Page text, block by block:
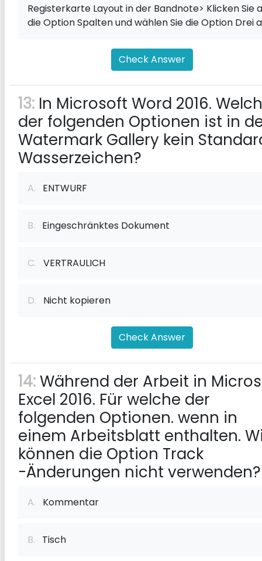
Registerkarte Layout in der Bandnote> Klicken Sie
die Option Spalten und wählen Sie die Option Drei
Check Answer
13: In Microsoft Word 2016.
der folgenden Optionen ist in
Watermark Gallery kein
Wasserzeichen?
A. ENTWURF
B. Eingeschränktes Dokument
C. VERTRAULICH
D. Nicht kopieren
Check Answer
14:Während der Arbeit in
Excel 2016. Für welche der
folgenden Optionen. wenn in
einem Arbeitsblatt enthalten.
können die Option Track
-Änderungen nicht verwenden?
A. Kommentar
B. Tisch